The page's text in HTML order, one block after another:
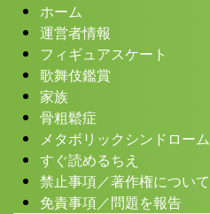
ホーム
運営者情報
フィギュアスケート
歌舞伎鑑賞
家族
骨粗鬆症
メタボリックシンドローム
すぐ読めるちえ
禁止事項／著作権について
免責事項／問題を報告